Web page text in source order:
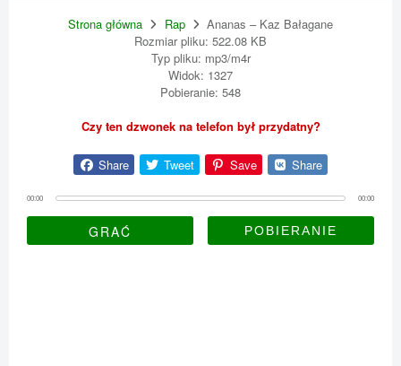
Strona główna Rap
Ananas – Kaz Bałagane
Rozmiar pliku: 522.08 KB
Typ pliku: mp3/m4r
Widok: 1327
Pobieranie: 548
Czy ten dzwonek na telefon był przydatny?
Share Tweet Save Share
00:00 00:00
GRAĆ